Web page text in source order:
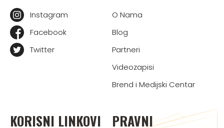
Instagram
Facebook
Twitter
O Nama
Blog
Partneri
Videozapisi
Brend i Medijski Centar
KORISNI LINKOVI PRAVNI